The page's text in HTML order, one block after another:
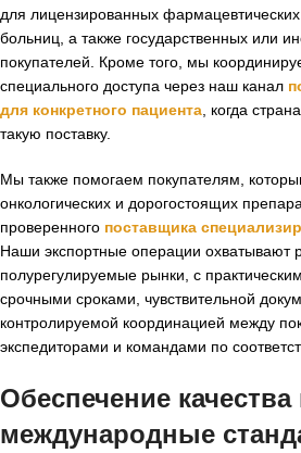
для лицензированных
больниц, а также государственных или
покупателей. Кроме того, мы
специального доступа через наш канал
для конкретного пациента , когда
такую поставку.
Мы также помогаем покупателям,
онкологических и дорогостоящих
проверенного поставщика
Наши экспортные операции охватывают
полурегулируемые рынки, с
срочными сроками, чувствительной
контролируемой координацией между
экспедиторами и командами по
Обеспечение качества
международные